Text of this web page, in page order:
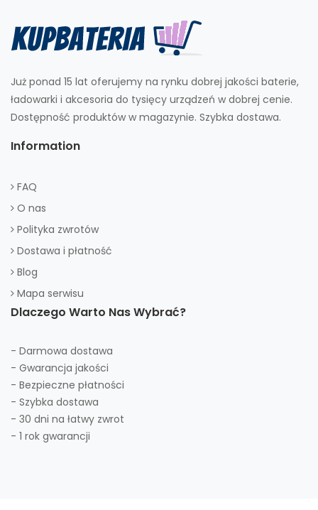
Już ponad 15 lat oferujemy na rynku dobrej jakości baterie,
ładowarki i akcesoria do tysięcy urządzeń w dobrej cenie.
Dostępność produktów w magazynie. Szybka dostawa.
Information
FAQ
O nas
Polityka zwrotów
Dostawa i płatność
Blog
Mapa serwisu
Dlaczego Warto Nas Wybrać?
- Darmowa dostawa
- Gwarancja jakości
- Bezpieczne płatności
- Szybka dostawa
- 30 dni na łatwy zwrot
- 1 rok gwarancji